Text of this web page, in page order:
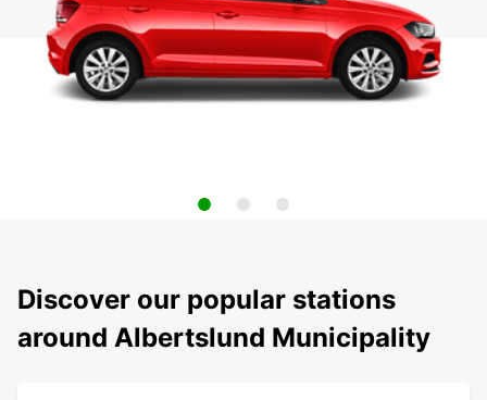
Discover our popular stations
around Albertslund Municipality